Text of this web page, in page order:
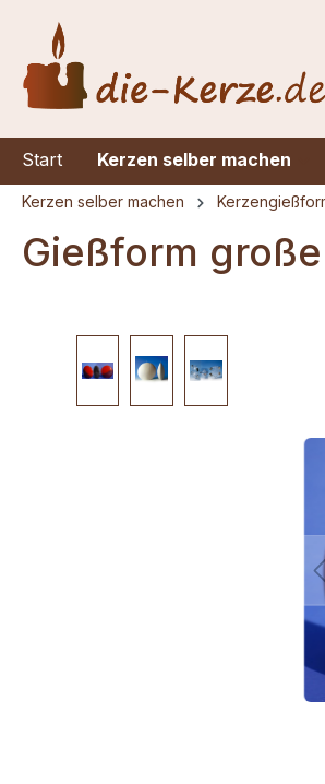
Start Kerzen selber machen
Kerzen selber machen
Gießform